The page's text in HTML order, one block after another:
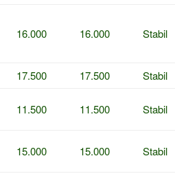
16.000 16.000 Stabil
17.500 17.500
Stabil
11.500 11.500 Stabil
15.000 15.000 Stabil